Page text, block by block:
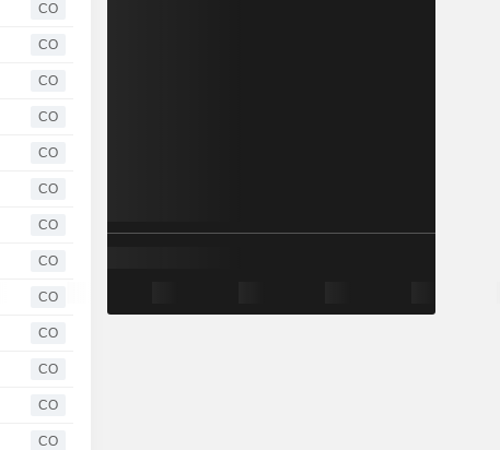
CO
CO
CO
CO
CO
CO
CO
CO
CO
CO
CO
CO
CO